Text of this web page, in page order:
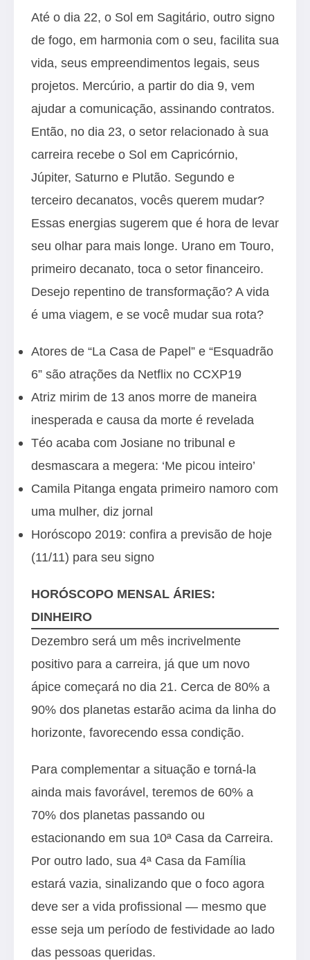
Até o dia 22, o Sol em Sagitário, outro signo
de fogo, em harmonia com o seu, facilita sua
vida, seus empreendimentos legais, seus
projetos. Mercúrio, a partir do dia 9, vem
ajudar a comunicação, assinando contratos.
Então, no dia 23, o setor relacionado à sua
carreira recebe o Sol em Capricórnio,
Júpiter, Saturno e Plutão. Segundo e
terceiro decanatos, vocês querem mudar?
Essas energias sugerem que é hora de levar
seu olhar para mais longe. Urano em Touro,
primeiro decanato, toca o setor financeiro.
Desejo repentino de transformação? A vida
é uma viagem, e se você mudar sua rota?
Atores de “La Casa de Papel” e “Esquadrão
6” são atrações da Netflix no CCXP19
Atriz mirim de 13 anos morre de maneira
inesperada e causa da morte é revelada
Téo acaba com Josiane no tribunal e
desmascara a megera: ‘Me picou inteiro’
Camila Pitanga engata primeiro namoro com
uma mulher, diz jornal
Horóscopo 2019: confira a previsão de hoje
(11/11) para seu signo
HORÓSCOPO MENSAL ÁRIES:
DINHEIRO
Dezembro será um mês incrivelmente
positivo para a carreira, já que um novo
ápice começará no dia 21. Cerca de 80% a
90% dos planetas estarão acima da linha do
horizonte, favorecendo essa condição.
Para complementar a situação e torná-la
ainda mais favorável, teremos de 60% a
70% dos planetas passando ou
estacionando em sua 10ª Casa da Carreira.
Por outro lado, sua 4ª Casa da Família
estará vazia, sinalizando que o foco agora
deve ser a vida profissional — mesmo que
esse seja um período de festividade ao lado
das pessoas queridas.